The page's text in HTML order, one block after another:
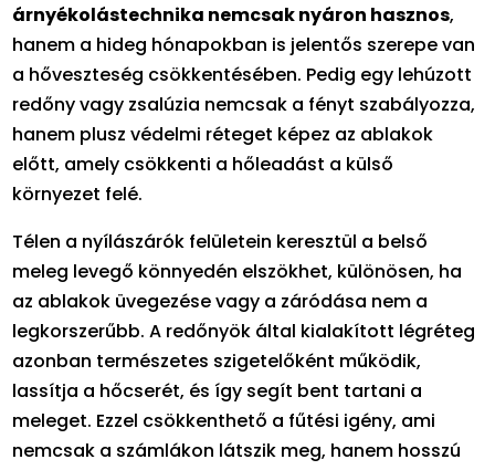
árnyékolástechnika nemcsak nyáron hasznos,
hanem a hideg hónapokban is jelentős szerepe van
a hőveszteség csökkentésében. Pedig egy lehúzott
redőny vagy zsalúzia nemcsak a fényt szabályozza,
hanem plusz védelmi réteget képez az ablakok
előtt, amely csökkenti a hőleadást a külső
környezet felé.
Télen a nyílászárók felületein keresztül a belső
meleg levegő könnyedén elszökhet, különösen, ha
az ablakok üvegezése vagy a záródása nem a
legkorszerűbb. A redőnyök által kialakított légréteg
azonban természetes szigetelőként működik,
lassítja a hőcserét, és így segít bent tartani a
meleget. Ezzel csökkenthető a fűtési igény, ami
nemcsak a számlákon látszik meg, hanem hosszú